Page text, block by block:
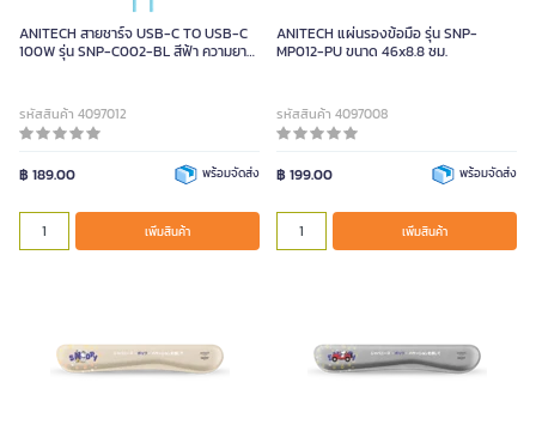
ANITECH สายชาร์จ USB-C TO USB-C
100W รุ่น SNP-C002-BL สีฟ้า ความยาว
รหัสสินค้า 4097012
฿ 189.00 พร้อมจัดส่ง
เพิ่มสินค้า
ANITECH แผ่นรองข้อมือ รุ่น SNP-
MP012-PU ขนาด 46x8.8 ซม.
รหัสสินค้า 4097008
฿ 199.00 พร้อมจัดส่ง
เพิ่มสินค้า